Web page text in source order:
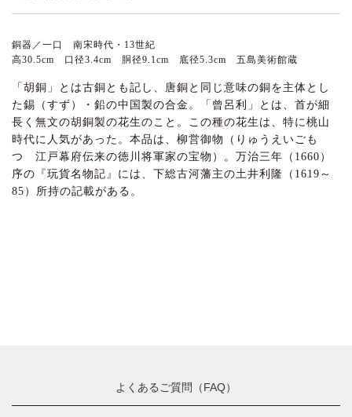
銅器／一口 南宋時代・13世紀
高30.5cm 口径3.4cm 胴径9.1cm 底径5.3cm 五島美術館蔵
「胡銅」とは古銅とも記し、唐銅と同じ意味の銅を主体とし
た錫（すず）・鉛の中国製の合金。「曾呂利」とは、首が細
長く無文の胡銅製の花生のこと。この種の花生は、特に桃山
時代に人気があった。本品は、柳営御物（りゅうえいごも
つ 江戸幕府伝来の徳川将軍家の宝物）。万治三年（1660）
序の『玩貨名物記』には、下総古河藩主の土井利隆（1619～
85）所持の記載がある。
よくあるご質問（FAQ）